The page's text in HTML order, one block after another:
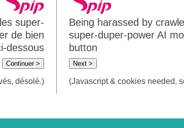
super-
de bien
dessous
Continuer >
désolé.)
Being harassed by
super-duper-power AI
button
Next >
(Javascript & cookies needed,